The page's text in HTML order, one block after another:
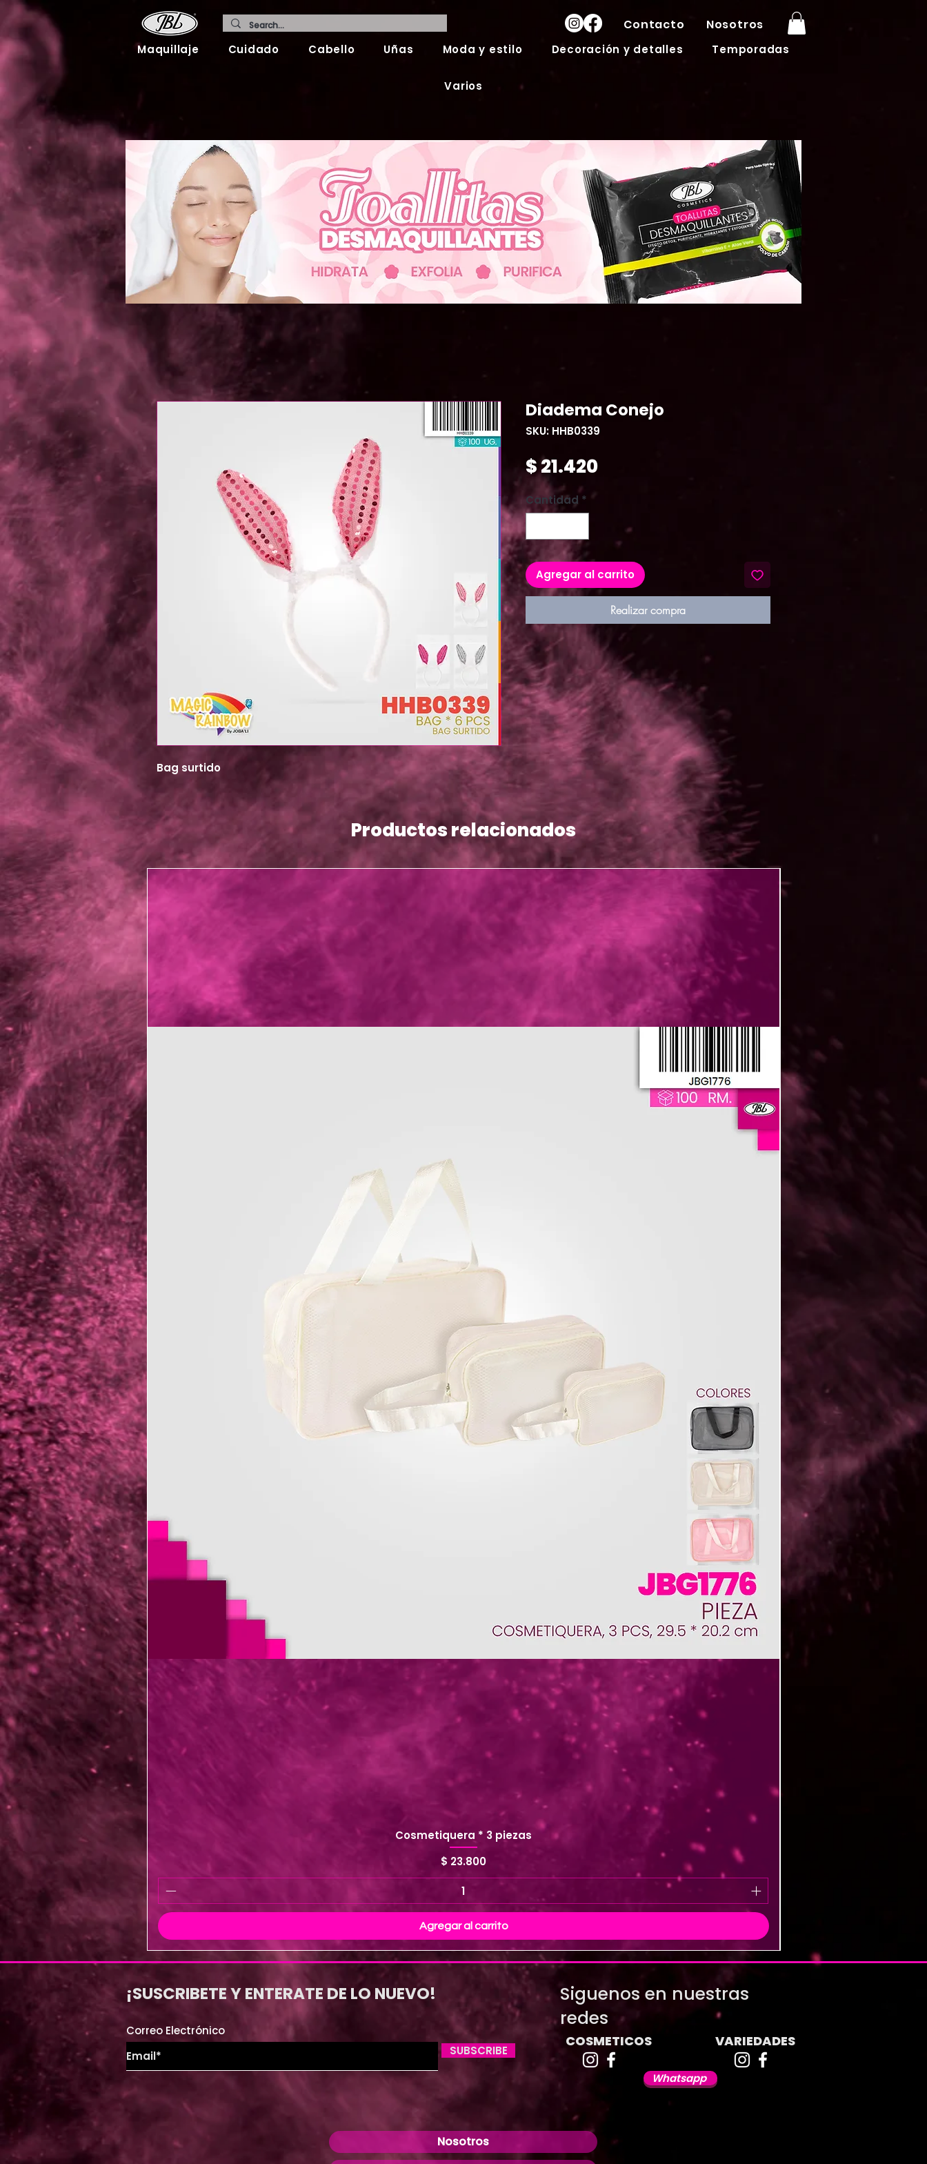
Contacto Nosotros
Maquillaje Cuidado Cabello Uñas Moda y estilo Decoración y detalles Temporadas
Varios
Bag surtido
Diadema Conejo
SKU: HHB0339
$ 21.420Precio
Cantidad *
Agregar al carrito
Realizar compra
Productos relacionados
Cosmetiquera * 3 piezas
Precio
$ 23.800
Agregar al carrito
¡SUSCRIBETE Y ENTERATE DE LO NUEVO!
Correo Electrónico
SUBSCRIBE
Siguenos en nuestras
redes
COSMETICOS VARIEDADES
Whatsapp
Nosotros